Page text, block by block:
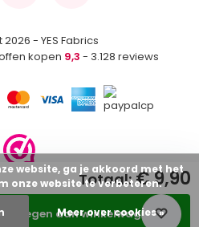
aan winkelwagen
Totaal:€ 9,90
- YES Fabrics
kopen 9,3 - 3.128 reviews
website, ga je akkoord met het
onze website te verbeteren.
Meer over cookies »